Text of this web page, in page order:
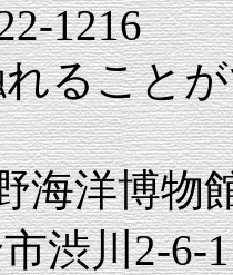
1216
ることが
海洋博物
渋川2-6-1